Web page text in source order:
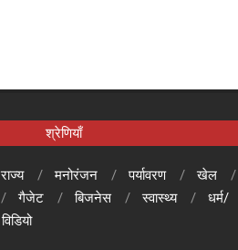
श्रेणियाँ
राज्य मनोरंजन पर्यावरण
खेल
गैजेट बिजनेस स्वास्थ्य
धर्म/
विडियो